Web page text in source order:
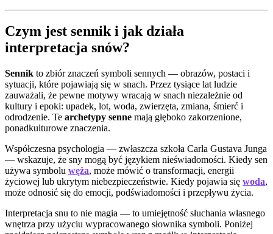
Czym jest sennik i jak działa
interpretacja snów?
Sennik to zbiór znaczeń symboli sennych — obrazów, postaci i
sytuacji, które pojawiają się w snach. Przez tysiące lat ludzie
zauważali, że pewne motywy wracają w snach niezależnie od
kultury i epoki: upadek, lot, woda, zwierzęta, zmiana, śmierć i
odrodzenie. Te archetypy senne mają głęboko zakorzenione,
ponadkulturowe znaczenia.
Współczesna psychologia — zwłaszcza szkoła Carla Gustava Junga
— wskazuje, że sny mogą być językiem nieświadomości. Kiedy sen
używa symbolu węża, może mówić o transformacji, energii
życiowej lub ukrytym niebezpieczeństwie. Kiedy pojawia się woda,
może odnosić się do emocji, podświadomości i przepływu życia.
Interpretacja snu to nie magia — to umiejętność słuchania własnego
wnętrza przy użyciu wypracowanego słownika symboli. Poniżej